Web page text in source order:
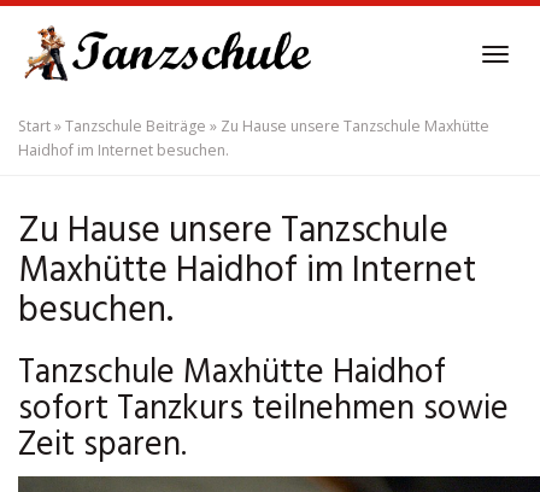
main
content
Start»Tanzschule Beiträge » Zu Hause unsere Tanzschule Maxhütte
Haidhof im Internet besuchen.
Zu Hause unsere Tanzschule
Maxhütte Haidhof im Internet
besuchen.
Tanzschule Maxhütte Haidhof
sofort Tanzkurs teilnehmen sowie
Zeit sparen.